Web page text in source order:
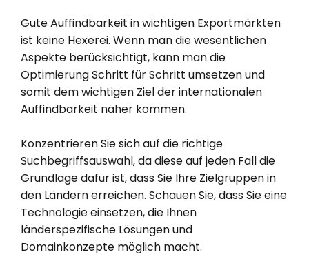
Gute Auffindbarkeit in wichtigen Exportmärkten
ist keine Hexerei. Wenn man die wesentlichen
Aspekte berücksichtigt, kann man die
Optimierung Schritt für Schritt umsetzen und
somit dem wichtigen Ziel der internationalen
Auffindbarkeit näher kommen.
Konzentrieren Sie sich auf die richtige
Suchbegriffsauswahl, da diese auf jeden Fall die
Grundlage dafür ist, dass Sie Ihre Zielgruppen in
den Ländern erreichen. Schauen Sie, dass Sie eine
Technologie einsetzen, die Ihnen
länderspezifische Lösungen und
Domainkonzepte möglich macht.